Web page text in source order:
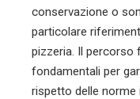
conservazione o
particolare
pizzeria. Il
fondamentali per
rispetto delle norme